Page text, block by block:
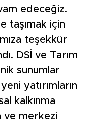
edeceğiz.
taşımak için
teşekkür
DSİ ve Tarım
sunumlar
yatırımların
kalkınma
ve merkezi